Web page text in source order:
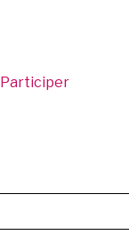
Participer